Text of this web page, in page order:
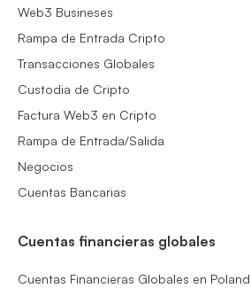
Web3 Busineses
Rampa de Entrada Cripto
Transacciones Globales
Custodia de Cripto
Factura Web3 en Cripto
Rampa de Entrada/Salida
Negocios
Cuentas Bancarias
Cuentas financieras globales
Cuentas Financieras Globales en Poland